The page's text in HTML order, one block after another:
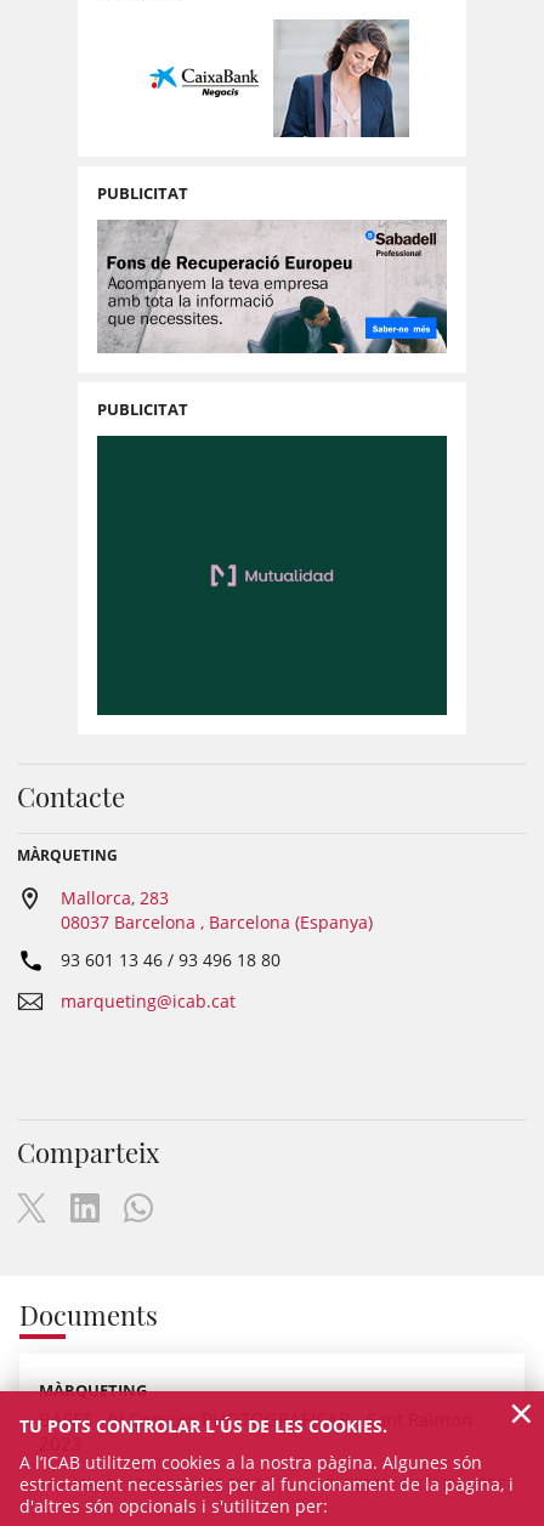
PUBLICITAT
PUBLICITAT
Contacte
MÀRQUETING
Mallorca, 283
08037 Barcelona , Barcelona (Espanya)
93 601 13 46 / 93 496 18 80
marqueting@icab.cat
Comparteix
Documents
MÀRQUETING
BASES - IV Concurs PHOTOGRAFICAB - Sant Raimon
Mon May 29 17:03:00 CEST 2023 312.2998046875 Kb PDF
TU POTS CONTROLAR L'ÚS DE LES COOKIES.
A l’ICAB utilitzem cookies a la nostra pàgina. Algunes són
estrictament necessàries per al funcionament de la pàgina, i
d'altres són opcionals i s'utilitzen per:
×